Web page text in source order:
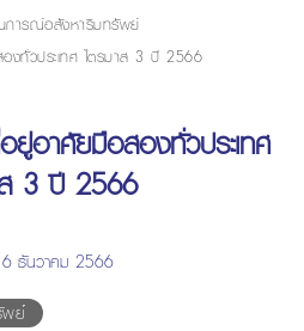
การณ์อสังหาริมทรัพย์
ทั่วประเทศ ไตรมาส 3 ปี 2566
อาศัยมือสองทั่วประเทศ
3 ปี 2566
ธันวาคม 2566
พย์